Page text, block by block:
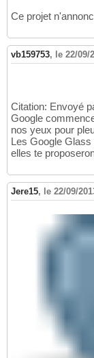
Ce projet
vb159753, le 22/09/
Citation: Envoyé
Google
nos yeux pour
Les Google
elles te
Jere15, le 22/09/